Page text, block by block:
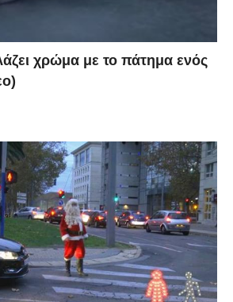
χρώμα με το πάτημα ενός